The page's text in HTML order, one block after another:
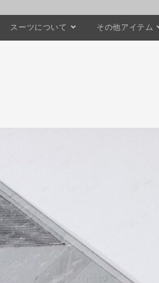
スーツについて その他アイテム